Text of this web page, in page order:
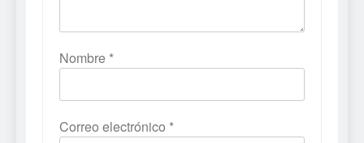
Nombre *
Correo electrónico *